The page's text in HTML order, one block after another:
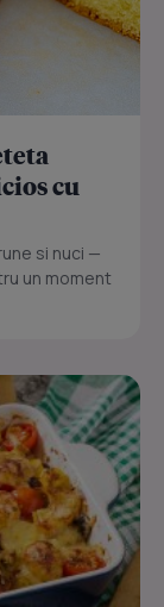
cu
si nuci —
un moment